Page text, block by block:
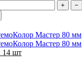
+
−
Мастер 80 мм
Мастер 80 мм
14 шт